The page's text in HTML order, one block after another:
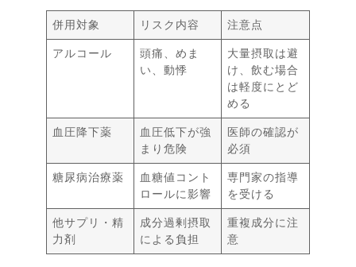
併用対象 リスク内容 注意点
アルコール
頭痛、めま
い、動悸
大量摂取は避
け、飲む場合
は軽度にとど
める
血圧降下薬
血圧低下が強
まり危険
医師の確認が
必須
糖尿病治療薬
血糖値コント
ロールに影響
専門家の指導
を受ける
他サプリ・精
力剤
成分過剰摂取
による負担
重複成分に注
意